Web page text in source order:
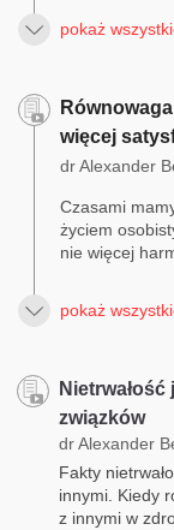
pokaż
więcej
dr Alexander
Czasami
życiem
nie więcej
pokaż
związków
dr Alexander
Fakty
innymi. Kiedy
z innymi w